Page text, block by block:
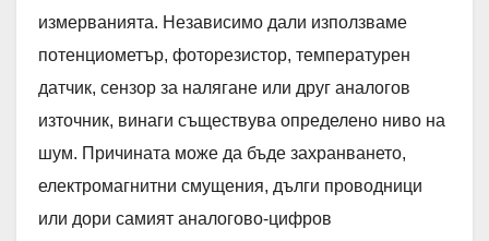
измерванията. Независимо дали използваме
потенциометър, фоторезистор, температурен
датчик, сензор за налягане или друг аналогов
източник, винаги съществува определено ниво на
шум. Причината може да бъде захранването,
електромагнитни смущения, дълги проводници
или дори самият аналогово-цифров